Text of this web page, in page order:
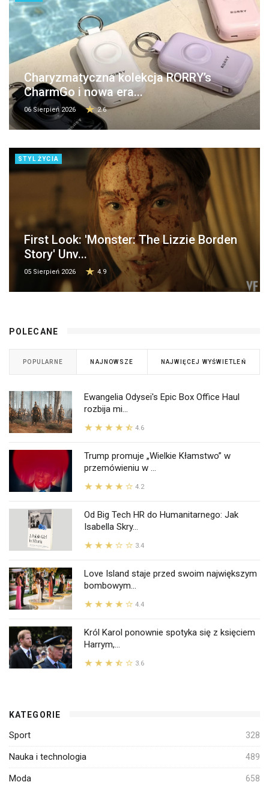
Charyzmatyczna kolekcja RORRY’s
CharmGo i nowa era...
06 Sierpień 2026 2.6
STYL ŻYCIA
First Look: 'Monster: The Lizzie Borden
Story' Unv...
05 Sierpień 2026 4.9
POLECANE
POPULARNE NAJNOWSZE NAJWIĘCEJ WYŚWIETLEŃ
Ewangelia Odysei's Epic Box Office Haul
rozbija mi...
4.6
Trump promuje „Wielkie Kłamstwo” w
przemówieniu w ...
4.2
Od Big Tech HR do Humanitarnego: Jak
Isabella Skry...
3.4
Love Island staje przed swoim największym
bombowym...
4.4
Król Karol ponownie spotyka się z księciem
Harrym,...
3.6
KATEGORIE
Sport 328
Nauka i technologia 489
Moda 658